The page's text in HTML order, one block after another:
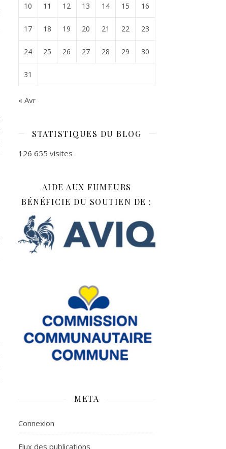
10 11 12 13 14 15 16
17 18 19 20 21 22 23
24 25 26 27 28 29 30
31
« Avr
STATISTIQUES DU BLOG
126 655 visites
AIDE AUX FUMEURS
BÉNÉFICIE DU SOUTIEN DE :
META
Connexion
Flux des publications